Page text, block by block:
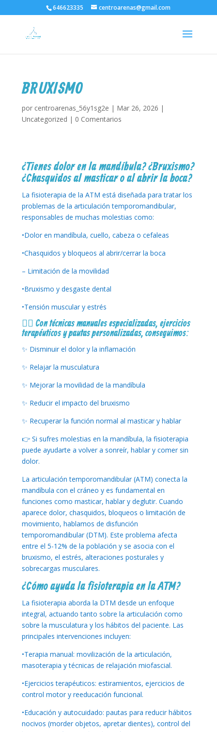
646623335 centroarenas@gmail.com
BRUXISMO
por centroarenas_56y1sg2e | Mar 26, 2026 |
Uncategorized | 0 Comentarios
¿Tienes dolor en la mandíbula? ¿Bruxismo?
¿Chasquidos al masticar o al abrir la boca?
La fisioterapia de la ATM está diseñada para tratar los
problemas de la articulación temporomandibular,
responsables de muchas molestias como:
•Dolor en mandíbula, cuello, cabeza o cefaleas
•Chasquidos y bloqueos al abrir/cerrar la boca
– Limitación de la movilidad
•Bruxismo y desgaste dental
•Tensión muscular y estrés
👩‍⚕️ Con técnicas manuales especializadas, ejercicios
terapéuticos y pautas personalizadas, conseguimos:
✨ Disminuir el dolor y la inflamación
✨ Relajar la musculatura
✨ Mejorar la movilidad de la mandíbula
✨ Reducir el impacto del bruxismo
✨ Recuperar la función normal al masticar y hablar
👉 Si sufres molestias en la mandíbula, la fisioterapia
puede ayudarte a volver a sonreír, hablar y comer sin
dolor.
La articulación temporomandibular (ATM) conecta la
mandíbula con el cráneo y es fundamental en
funciones como masticar, hablar y deglutir. Cuando
aparece dolor, chasquidos, bloqueos o limitación de
movimiento, hablamos de disfunción
temporomandibular (DTM). Este problema afecta
entre el 5-12% de la población y se asocia con el
bruxismo, el estrés, alteraciones posturales y
sobrecargas musculares.
¿Cómo ayuda la fisioterapia en la ATM?
La fisioterapia aborda la DTM desde un enfoque
integral, actuando tanto sobre la articulación como
sobre la musculatura y los hábitos del paciente. Las
principales intervenciones incluyen:
•Terapia manual: movilización de la articulación,
masoterapia y técnicas de relajación miofascial.
•Ejercicios terapéuticos: estiramientos, ejercicios de
control motor y reeducación funcional.
•Educación y autocuidado: pautas para reducir hábitos
nocivos (morder objetos, apretar dientes), control del